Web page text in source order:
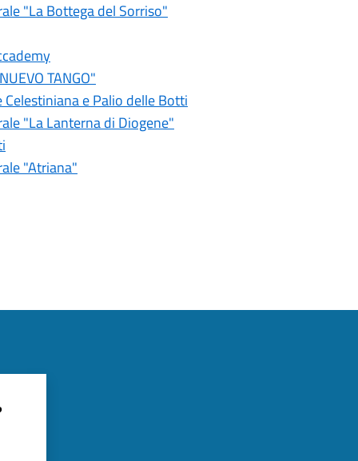
"La Bottega del Sorriso"
TANGO"
e Palio delle Botti
"La Lanterna di Diogene"
"Atriana"